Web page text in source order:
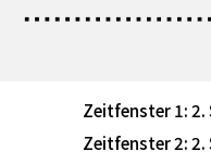
Zeitfenster 1: 2.
Zeitfenster 2: 2.